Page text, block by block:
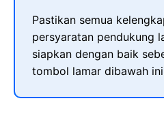
Pastikan semua
persyaratan pendukung
siapkan dengan baik
tombol lamar dibawah